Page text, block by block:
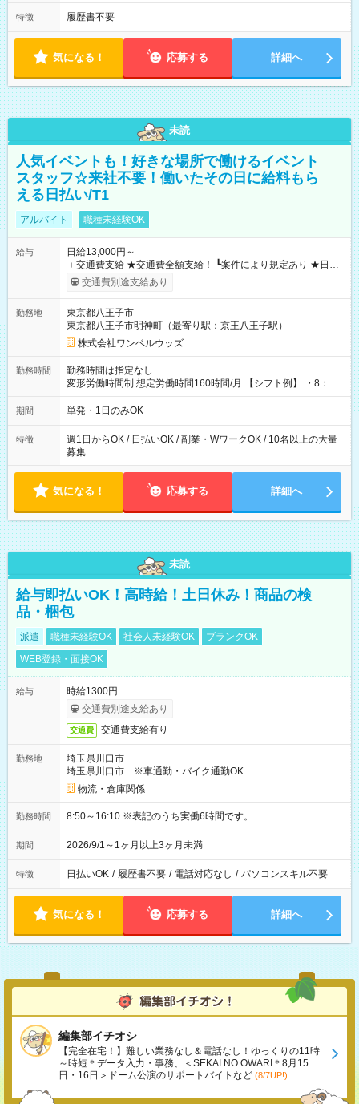
特徴 履歴書不要
気になる！ 応募する 詳細へ
未読
人気イベントも！好きな場所で働けるイベント
スタッフ☆来社不要！働いたその日に給料もら
える日払い/T1
アルバイト 職種未経験OK
給与
日給13,000円～
＋交通費支給 ★交通費全額支給！ ┗案件により規定あり ★日払
いOK！（規定あり） ┗働いたその日に現金GET♪ お仕事後はコ
ンビニATMから 日払い分を引き落とせます！ 【試用期間】試
交通費別途支給あり
勤務地
東京都八王子市
東京都八王子市明神町（最寄り駅：京王八王子駅）
株式会社ワンベルウッズ
勤務時間
勤務時間は指定なし
変形労働時間制 想定労働時間160時間/月 【シフト例】 ・8：00
～21：00
期間 単発・1日のみOK
特徴
週1日からOK / 日払いOK / 副業・WワークOK / 10名以上の大量
募集
気になる！ 応募する 詳細へ
未読
給与即払いOK！高時給！土日休み！商品の検
品・梱包
派遣 職種未経験OK 社会人未経験OK
ブランクOK
WEB登録・面接OK
給与
時給1300円
交通費別途支給あり
交通費 交通費支給有り
勤務地
埼玉県川口市
埼玉県川口市 ※車通勤・バイク通勤OK
物流・倉庫関係
勤務時間 8:50～16:10 ※表記のうち実働6時間です。
期間 2026/9/1～1ヶ月以上3ヶ月未満
特徴 日払いOK / 履歴書不要 / 電話対応なし / パソコンスキル不要
気になる！ 応募する 詳細へ
編集部イチオシ
【完全在宅！】難しい業務なし＆電話なし！ゆっくりの11時
～時短＊データ入力・事務、＜SEKAI NO OWARI＊8月15
日・16日＞ドーム公演のサポートバイトなど (8/7UP!)